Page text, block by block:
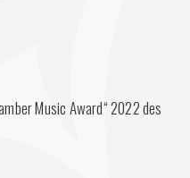
Music Award“ 2022 des